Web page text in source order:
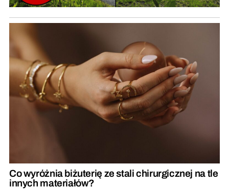
Co wyróżnia biżuterię ze stali chirurgicznej na tle
innych materiałów?